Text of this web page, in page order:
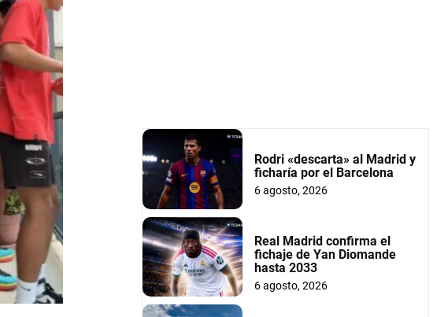
Rodri «descarta» al Madrid y
ficharía por el Barcelona
6 agosto, 2026
Real Madrid confirma el
fichaje de Yan Diomande
hasta 2033
6 agosto, 2026